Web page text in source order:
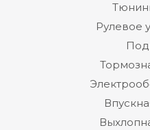
Рулевое